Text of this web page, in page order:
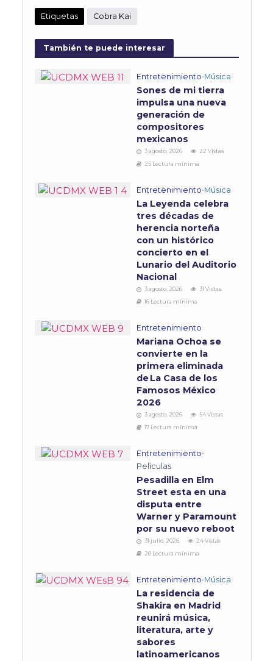
Etiquetas Cobra Kai
También te puede interesar
Entretenimiento•Música
Sones de mi tierra
impulsa una nueva
generación de
compositores
mexicanos
3 agosto, 2026
22 Vistas
25 Lectura mínima
Entretenimiento•Música
La Leyenda celebra
tres décadas de
herencia norteña
con un histórico
concierto en el
Lunario del Auditorio
Nacional
3 agosto, 2026
31 Vistas
16 Lectura mínima
Entretenimiento
Mariana Ochoa se
convierte en la
primera eliminada
de La Casa de los
Famosos México
2026
3 agosto, 2026
54 Vistas
17 Lectura mínima
Entretenimiento•
Películas
Pesadilla en Elm
Street esta en una
disputa entre
Warner y Paramount
por su nuevo reboot
31 julio, 2026
24 Vistas
20 Lectura mínima
Entretenimiento•Música
La residencia de
Shakira en Madrid
reunirá música,
literatura, arte y
sabores
latinoamericanos